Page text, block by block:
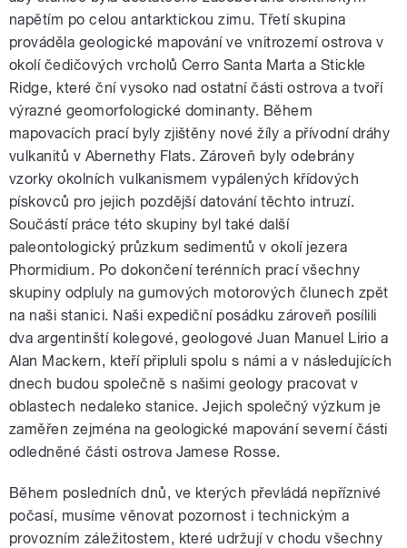
napětím po celou antarktickou zimu. Třetí skupina
prováděla geologické mapování ve vnitrozemí ostrova v
okolí čedičových vrcholů Cerro Santa Marta a Stickle
Ridge, které ční vysoko nad ostatní části ostrova a tvoří
výrazné geomorfologické dominanty. Během
mapovacích prací byly zjištěny nové žíly a přívodní dráhy
vulkanitů v Abernethy Flats. Zároveň byly odebrány
vzorky okolních vulkanismem vypálených křídových
pískovců pro jejich pozdější datování těchto intruzí.
Součástí práce této skupiny byl také další
paleontologický průzkum sedimentů v okolí jezera
Phormidium. Po dokončení terénních prací všechny
skupiny odpluly na gumových motorových člunech zpět
na naši stanici. Naši expediční posádku zároveň posílili
dva argentinští kolegové, geologové Juan Manuel Lirio a
Alan Mackern, kteří připluli spolu s námi a v následujících
dnech budou společně s našimi geology pracovat v
oblastech nedaleko stanice. Jejich společný výzkum je
zaměřen zejména na geologické mapování severní části
odledněné části ostrova Jamese Rosse.
Během posledních dnů, ve kterých převládá nepříznivé
počasí, musíme věnovat pozornost i technickým a
provozním záležitostem, které udržují v chodu všechny